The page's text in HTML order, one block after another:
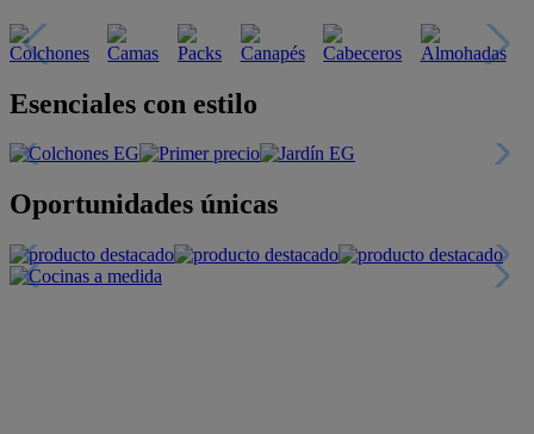
Esenciales con estilo
Oportunidades únicas